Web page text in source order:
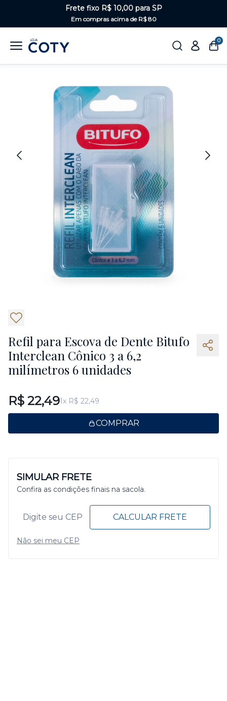
Frete fixo R$ 10,00 para SP
Em compras acima de R$ 80
0
Refil para Escova de Dente Bitufo
Interclean Cônico 3 a 6,2
milímetros 6 unidades
R$ 22,491x R$ 22,49
COMPRAR
SIMULAR FRETE
Confira as condições finais na sacola.
CALCULAR FRETE
Não sei meu CEP